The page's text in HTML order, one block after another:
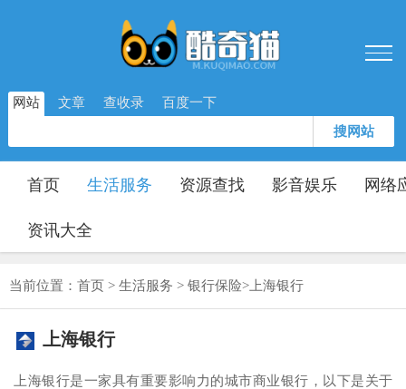
网站 文章 查收录 百度一下
搜网站
首页 生活服务 资源查找 影音娱乐 网络
资讯大全
当前位置： 首页 > 生活服务 > 银行保险> 上海银行
上海银行
上海银行是一家具有重要影响力的城市商业银行，以下是关于